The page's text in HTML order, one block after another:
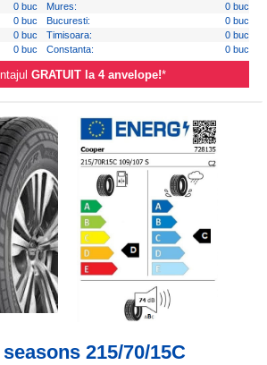
0 buc Mures:
0 buc
0 buc Bucuresti:
0 buc
0 buc Timisoara:
0 buc
0 buc Constanta: 0 buc
GRATUIT la 4 anvelope!*
215/70/15C